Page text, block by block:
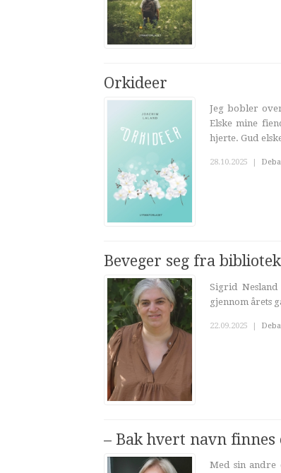
Orkideer
Jeg bobler
Elske mine
hjerte. Gud
28.10.2025
Beveger seg fra
Sigrid Nesland
gjennom årets
22.09.2025 |
– Bak hvert navn finnes
Med sin andre